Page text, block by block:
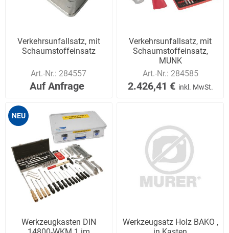
Verkehrsunfallsatz, mit
Schaumstoffeinsatz
Art.-Nr.: 284557
Auf Anfrage
Verkehrsunfallsatz, mit
Schaumstoffeinsatz,
MUNK
Art.-Nr.: 284585
2.426,41 € inkl. MwSt.
NEU
Werkzeugkasten DIN
Werkzeugsatz Holz BAKO ,